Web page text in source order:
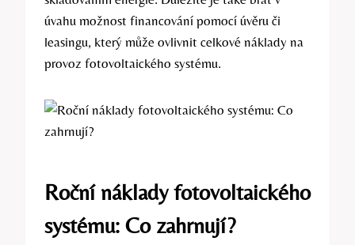
úvahu možnost financování pomocí úvěru či
leasingu, který může ovlivnit celkové náklady na
provoz fotovoltaického systému.
Roční náklady fotovoltaického
systému: Co zahrnují?